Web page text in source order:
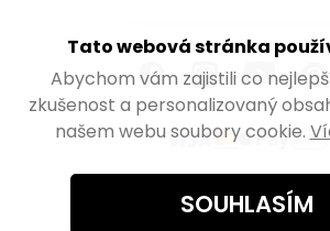
Tato webová stránka
Abychom vám zajistili co
zkušenost a personalizovaný
našem webu soubory cookie.
SOUHLASÍM